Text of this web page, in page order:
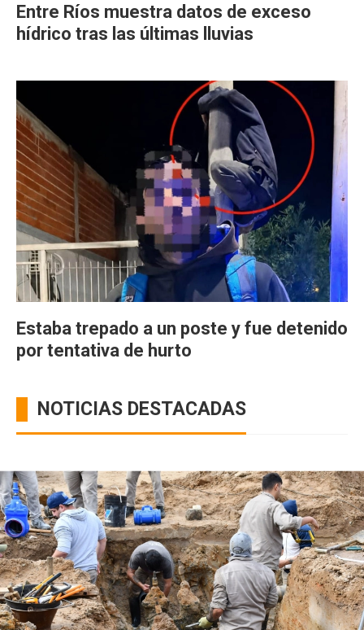
Entre Ríos muestra datos de exceso
hídrico tras las últimas lluvias
Estaba trepado a un poste y fue detenido
por tentativa de hurto
NOTICIAS DESTACADAS